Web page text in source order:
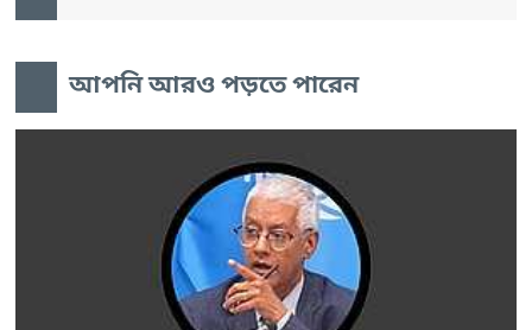
আপনি আরও পড়তে পারেন